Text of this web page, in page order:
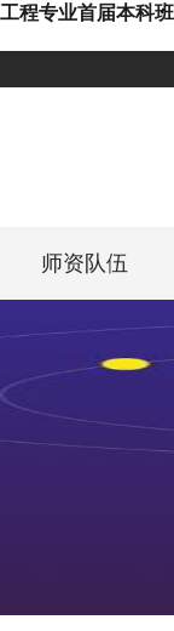
程专业首届本科
师资队伍